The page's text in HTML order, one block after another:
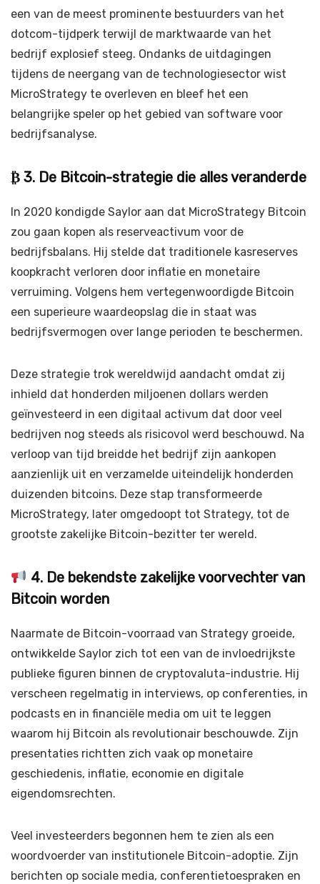
een van de meest prominente bestuurders van het
dotcom-tijdperk terwijl de marktwaarde van het
bedrijf explosief steeg. Ondanks de uitdagingen
tijdens de neergang van de technologiesector wist
MicroStrategy te overleven en bleef het een
belangrijke speler op het gebied van software voor
bedrijfsanalyse.
₿ 3. De Bitcoin-strategie die alles veranderde
In 2020 kondigde Saylor aan dat MicroStrategy Bitcoin
zou gaan kopen als reserveactivum voor de
bedrijfsbalans. Hij stelde dat traditionele kasreserves
koopkracht verloren door inflatie en monetaire
verruiming. Volgens hem vertegenwoordigde Bitcoin
een superieure waardeopslag die in staat was
bedrijfsvermogen over lange perioden te beschermen.
Deze strategie trok wereldwijd aandacht omdat zij
inhield dat honderden miljoenen dollars werden
geïnvesteerd in een digitaal activum dat door veel
bedrijven nog steeds als risicovol werd beschouwd. Na
verloop van tijd breidde het bedrijf zijn aankopen
aanzienlijk uit en verzamelde uiteindelijk honderden
duizenden bitcoins. Deze stap transformeerde
MicroStrategy, later omgedoopt tot Strategy, tot de
grootste zakelijke Bitcoin-bezitter ter wereld.
4. De bekendste zakelijke voorvechter van
Bitcoin worden
Naarmate de Bitcoin-voorraad van Strategy groeide,
ontwikkelde Saylor zich tot een van de invloedrijkste
publieke figuren binnen de cryptovaluta-industrie. Hij
verscheen regelmatig in interviews, op conferenties, in
podcasts en in financiële media om uit te leggen
waarom hij Bitcoin als revolutionair beschouwde. Zijn
presentaties richtten zich vaak op monetaire
geschiedenis, inflatie, economie en digitale
eigendomsrechten.
Veel investeerders begonnen hem te zien als een
woordvoerder van institutionele Bitcoin-adoptie. Zijn
berichten op sociale media, conferentietoespraken en